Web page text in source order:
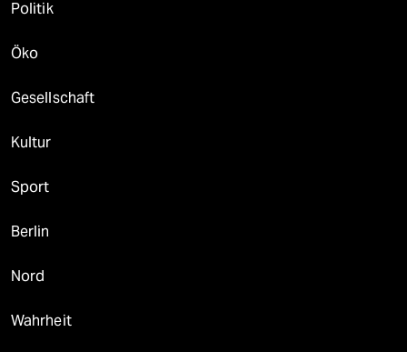
Politik
Öko
Gesellschaft
Kultur
Sport
Berlin
Nord
Wahrheit